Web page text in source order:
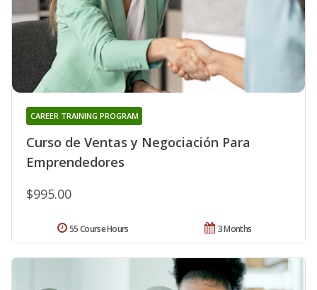
Curso de Ventas y Negociación Para
Emprendedores
CAREER TRAINING PROGRAM
$995.00
3 Months
55 Course Hours